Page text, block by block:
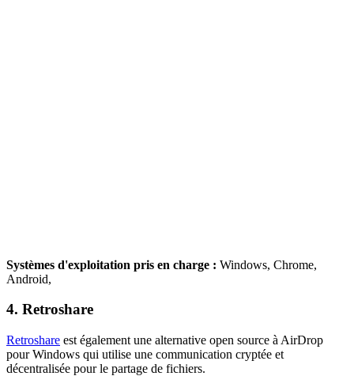
Systèmes d'exploitation pris en charge : Windows, Chrome,
Android,
4. Retroshare
Retroshare est également une alternative open source à AirDrop
pour Windows qui utilise une communication cryptée et
décentralisée pour le partage de fichiers.